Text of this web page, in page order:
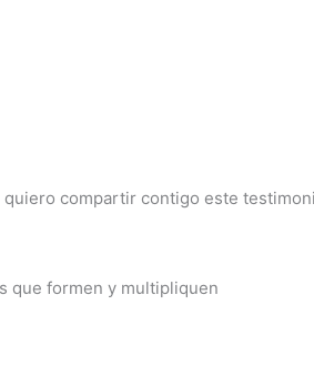
compartir contigo este
que formen y multipliquen